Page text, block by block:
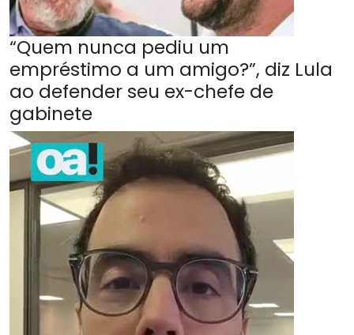
“Quem nunca pediu um
empréstimo a um amigo?”, diz Lula
ao defender seu ex-chefe de
gabinete